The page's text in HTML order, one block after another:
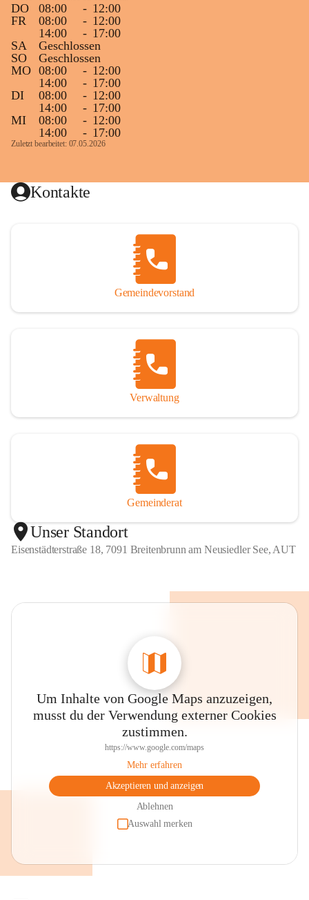
DO 08:00 - 12:00
FR
08:00 - 12:00
14:00
- 17:00
SA
Geschlossen
SO
Geschlossen
MO 08:00 - 12:00
14:00
- 17:00
DI
08:00 - 12:00
14:00
- 17:00
MI
08:00 - 12:00
14:00
- 17:00
Zuletzt bearbeitet: 07.05.2026
Kontakte
Gemeindevorstand
Verwaltung
Gemeinderat
Unser Standort
Eisenstädterstraße 18, 7091 Breitenbrunn am Neusiedler See, AUT
Um Inhalte von Google Maps anzuzeigen,
musst du der Verwendung externer Cookies
zustimmen.
https://www.google.com/maps
Mehr erfahren
Akzeptieren und anzeigen
Ablehnen
Auswahl merken